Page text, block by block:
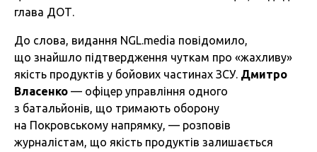
глава ДОТ.
До слова, видання NGL.media повідомило,
що знайшло підтвердження чуткам про «жахливу»
якість продуктів у бойових частинах ЗСУ. Дмитро
Власенко — офіцер управління одного
з батальйонів, що тримають оборону
на Покровському напрямку, — розповів
журналістам, що якість продуктів залишається